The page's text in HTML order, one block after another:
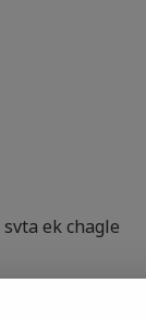
svta ek chagle